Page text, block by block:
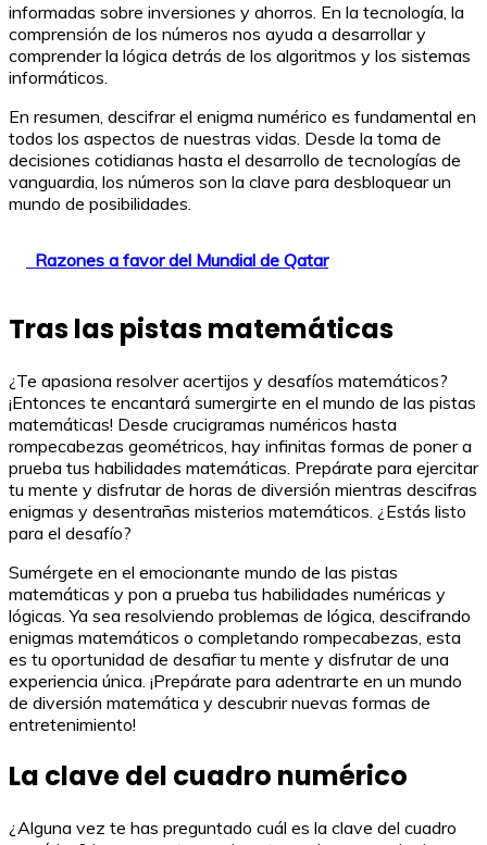
informadas sobre inversiones y ahorros. En la tecnología, la
comprensión de los números nos ayuda a desarrollar y
comprender la lógica detrás de los algoritmos y los sistemas
informáticos.
En resumen, descifrar el enigma numérico es fundamental en
todos los aspectos de nuestras vidas. Desde la toma de
decisiones cotidianas hasta el desarrollo de tecnologías de
vanguardia, los números son la clave para desbloquear un
mundo de posibilidades.
Razones a favor del Mundial de Qatar
Tras las pistas matemáticas
¿Te apasiona resolver acertijos y desafíos matemáticos?
¡Entonces te encantará sumergirte en el mundo de las pistas
matemáticas! Desde crucigramas numéricos hasta
rompecabezas geométricos, hay infinitas formas de poner a
prueba tus habilidades matemáticas. Prepárate para ejercitar
tu mente y disfrutar de horas de diversión mientras descifras
enigmas y desentrañas misterios matemáticos. ¿Estás listo
para el desafío?
Sumérgete en el emocionante mundo de las pistas
matemáticas y pon a prueba tus habilidades numéricas y
lógicas. Ya sea resolviendo problemas de lógica, descifrando
enigmas matemáticos o completando rompecabezas, esta
es tu oportunidad de desafiar tu mente y disfrutar de una
experiencia única. ¡Prepárate para adentrarte en un mundo
de diversión matemática y descubrir nuevas formas de
entretenimiento!
La clave del cuadro numérico
¿Alguna vez te has preguntado cuál es la clave del cuadro